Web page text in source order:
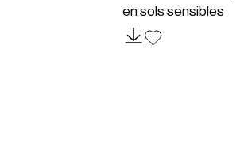
en sols sensibles